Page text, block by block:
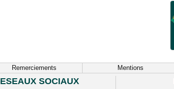
Remerciements Mentions
SOCIAUX